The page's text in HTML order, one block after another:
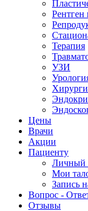
Терапия
УЗИ
Цены
Врачи
Акции
Пациенту
Личный
Мои
Запись
Вопрос -
Отзывы